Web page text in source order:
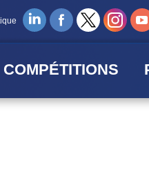
COMPÉTITIONS